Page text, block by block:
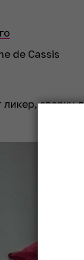
de Cassis
сверху